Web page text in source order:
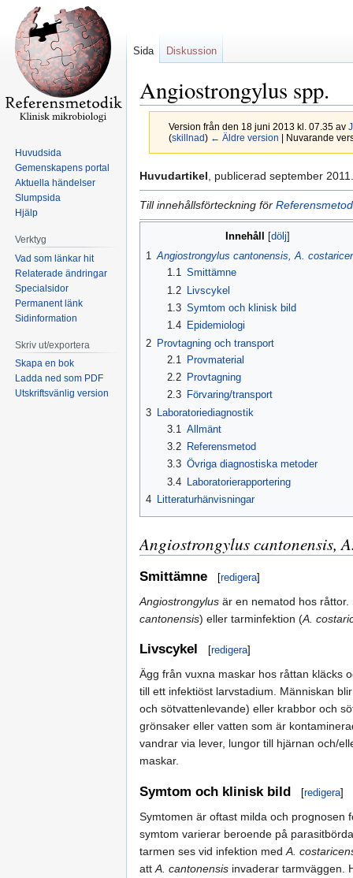
Angiostrongylus spp.
Version från den 18 juni 2013 kl. 07.35 av
(skillnad) ← Äldre version | Nuvarande
Hoppa
till
navigering
Hoppa
till
sök
Huvudartikel , publicerad september 2011.
Till innehållsförteckning för
Innehåll
1 Angiostrongylus cantonensis, A.
1.1 Smittämne
1.2
Livscykel
1.3 Symtom och klinisk bild
1.4
Epidemiologi
2 Provtagning och transport
2.1
Provmaterial
2.2
Provtagning
2.3
Förvaring/transport
3 Laboratoriediagnostik
3.1 Allmänt
3.2
Referensmetod
3.3 Övriga diagnostiska metoder
3.4 Laboratorierapportering
4 Litteraturhänvisningar
Angiostrongylus cantonensis,
Smittämne [redigera]
Angiostrongylus är en nematod hos
cantonensis) eller tarminfektion (A.
Livscykel [redigera]
Ägg från vuxna maskar hos råttan kläcks
till ett infektiöst larvstadium. Människan
och sötvattenlevande) eller krabbor och
grönsaker eller vatten som är
vandrar via lever, lungor till hjärnan och/
maskar.
Symtom och klinisk bild [redigera]
Symtomen är oftast milda och prognosen
symtom varierar beroende på
tarmen ses vid infektion med A.
att A. cantonensis invaderar tarmväggen.
Sida Diskussion
Huvudsida
Gemenskapens portal
Aktuella händelser
Slumpsida
Hjälp
Verktyg
Vad som länkar hit
Relaterade ändringar
Specialsidor
Permanent länk
Sidinformation
Skriv ut/exportera
Skapa en bok
Ladda ned som PDF
Utskriftsvänlig version